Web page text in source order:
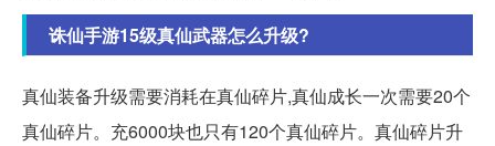
诛仙手游15级真仙武器怎么升级?
真仙装备升级需要消耗在真仙碎片,真仙成长一次需要20个
真仙碎片。充6000块也只有120个真仙碎片。真仙碎片升